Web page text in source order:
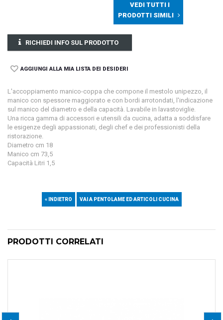
VEDI TUTTI I
PRODOTTI SIMILI
RICHIEDI INFO SUL PRODOTTO
AGGIUNGI ALLA MIA LISTA DEI DESIDERI
L'accoppiamento manico-coppa che compone il mestolo unipezzo, il
manico con spessore maggiorato e con bordi arrotondati, l'indicazione
sul manico del diametro e della capacità. Lavabile in lavastoviglie.
Una ricca gamma di accessori e utensili da cucina, adatta a soddisfare
le esigenze degli appassionati, degli chef e dei professionisti della
ristorazione.
Diametro cm 18
Manico cm 73,5
Capacità Litri 1,5
« INDIETRO VAI A PENTOLAME ED ARTICOLI CUCINA
PRODOTTI CORRELATI